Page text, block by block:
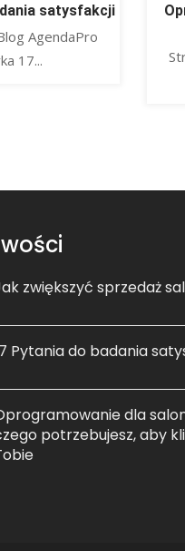
satysfakcji
AgendaPro
17...
zwiększyć sprzedaż
Pytania do badania
dla
potrzebujesz, aby